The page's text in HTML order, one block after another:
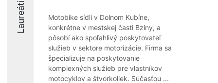
Laureáti
Motobike sídli v Dolnom Kubíne,
konkrétne v mestskej časti Bziny, a
pôsobí ako spoľahlivý poskytovateľ
služieb v sektore motorizácie. Firma sa
špecializuje na poskytovanie
komplexných služieb pre vlastníkov
motocyklov a štvorkoliek. Súčasťou ...